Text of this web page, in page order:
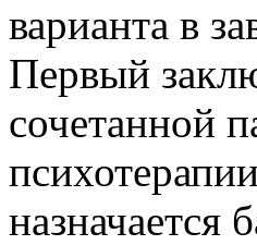
варианта в
Первый
сочетанной
назначается